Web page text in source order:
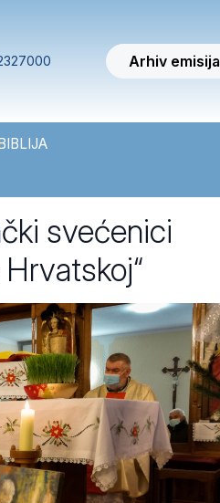
Arhiv emisija
BIBLIJA
svećenici